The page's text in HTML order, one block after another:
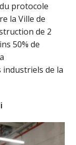
protocole
la Ville de
de 2
50% de
industriels de la